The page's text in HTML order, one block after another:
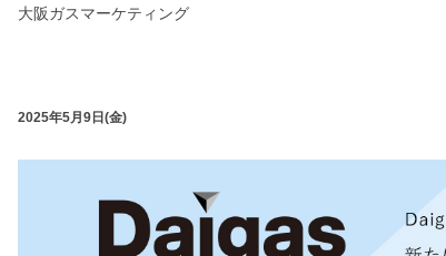
大阪ガスマーケティング
2025年5月9日(金)